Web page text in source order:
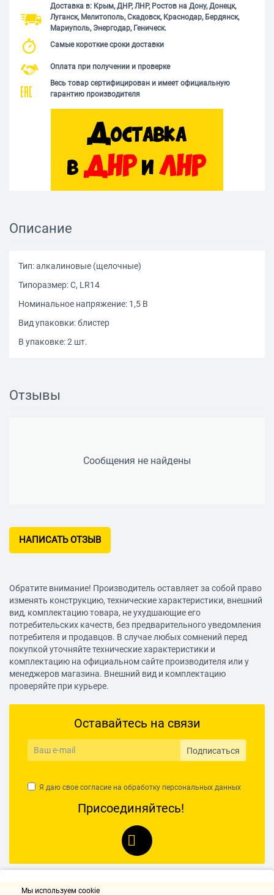
Доставка в: Крым, ДНР, ЛНР, Ростов на Дону, Донецк,
Луганск, Мелитополь, Скадовск, Краснодар, Бердянск,
Мариуполь, Энергодар, Геническ.
Самые короткие сроки доставки
Оплата при получении и проверке
Весь товар сертифицирован и имеет официальную
гарантию производителя
Описание
Тип: алкалиновые (щелочные)
Типоразмер: С, LR14
Номинальное напряжение: 1,5 B
Вид упаковки: блистер
В упаковке: 2 шт.
Отзывы
Сообщения не найдены
НАПИСАТЬ ОТЗЫВ
Обратите внимание! Производитель оставляет за собой право
изменять конструкцию, технические характеристики, внешний
вид, комплектацию товара, не ухудшающие его
потребительских качеств, без предварительного уведомления
потребителя и продавцов. В случае любых сомнений перед
покупкой уточняйте технические характеристики и
комплектацию на официальном сайте производителя или у
менеджеров магазина. Внешний вид и комплектацию
проверяйте при курьере.
Оставайтесь на связи
Подписаться
Я даю свое согласие на обработку персональных данных
Присоединяйтесь!
Мы используем cookie